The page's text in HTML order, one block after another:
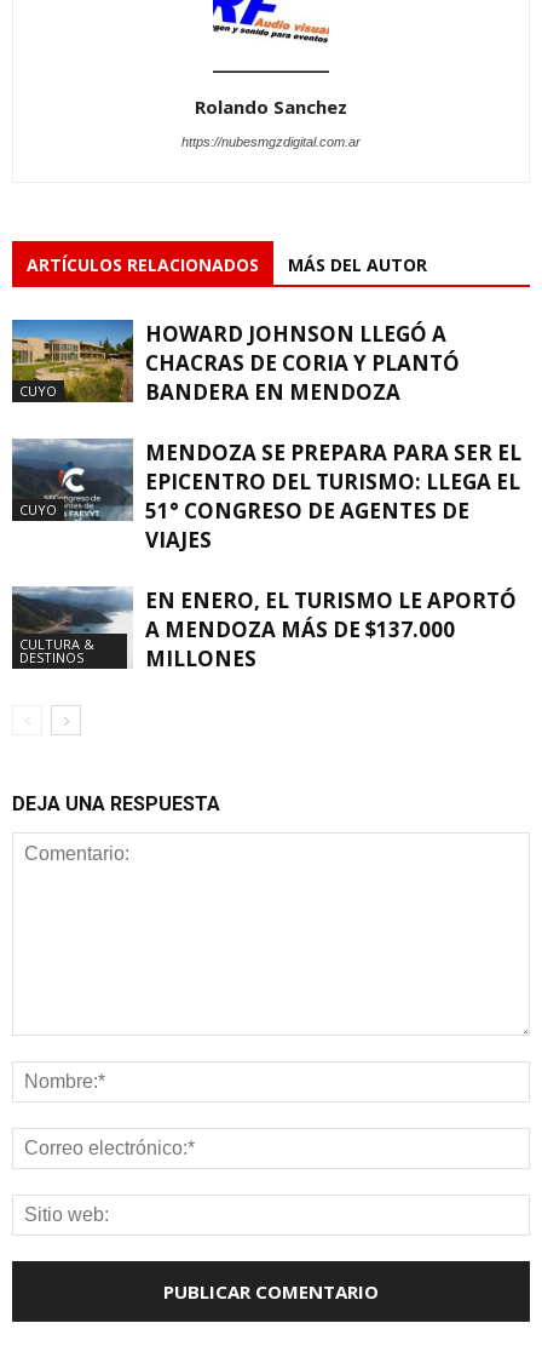
Rolando Sanchez
https://nubesmgzdigital.com.ar
ARTÍCULOS RELACIONADOS MÁS DEL AUTOR
CUYO
HOWARD JOHNSON LLEGÓ A
CHACRAS DE CORIA Y PLANTÓ
BANDERA EN MENDOZA
CUYO
MENDOZA SE PREPARA PARA SER EL
EPICENTRO DEL TURISMO: LLEGA EL
51° CONGRESO DE AGENTES DE
VIAJES
CULTURA &
DESTINOS
EN ENERO, EL TURISMO LE APORTÓ
A MENDOZA MÁS DE $137.000
MILLONES
DEJA UNA RESPUESTA